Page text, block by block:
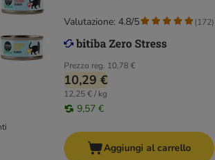
Prezzo reg. 10,78 €
10,29 €
12,25 € / kg
9,57 €
Valutazione: 4.8/5 (172)
Aggiungi al carrello